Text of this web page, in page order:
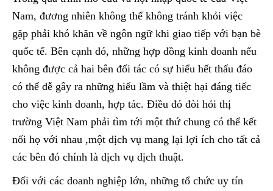
Nam, đương nhiên không thể không tránh khỏi việc
gặp phải khó khăn về ngôn ngữ khi giao tiếp với bạn bè
quốc tế. Bên cạnh đó, những hợp đồng kinh doanh nếu
không được cả hai bên đối tác có sự hiểu hết thấu đáo
có thể dễ gây ra những hiểu lầm và thiệt hại đáng tiếc
cho việc kinh doanh, hợp tác. Điều đó đòi hỏi thị
trường Việt Nam phải tìm tới một thứ chung có thể kết
nối họ với nhau ,một dịch vụ mang lại lợi ích cho tất cả
các bên đó chính là dịch vụ dịch thuật.
Đối với các doanh nghiệp lớn, những tổ chức uy tín